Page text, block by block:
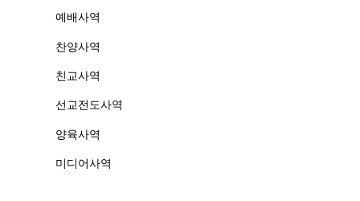
예배사역
찬양사역
친교사역
선교전도사역
양육사역
미디어사역